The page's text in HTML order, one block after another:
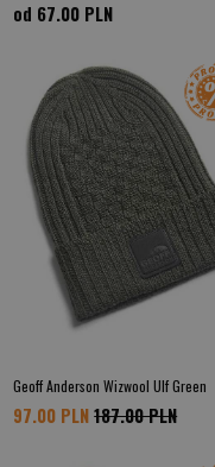
od 67.00 PLN
Geoff Anderson Wizwool Ulf Green
97.00 PLN 187.00 PLN